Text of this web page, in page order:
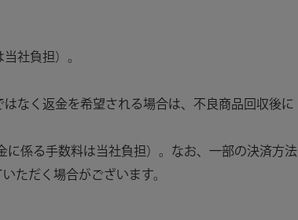
社負担）。
なく返金を希望される場合は、不良商品回収後に
係る手数料は当社負担）。なお、一部の決済方法
ただく場合がございます。